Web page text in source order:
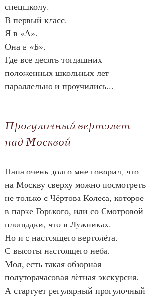
спецшколу.
В первый класс.
Я в «А».
Она в «Б».
Где все десять тогдашних
положенных школьных лет
параллельно и проучились...
Прогулочный вертолет
над Москвой
Папа очень долго мне говорил, что
на Москву сверху можно посмотреть
не только с Чёртова Колеса, которое
в парке Горького, или со Смотровой
площадки, что в Лужниках.
Но и с настоящего вертолёта.
С высоты настоящего неба.
Мол, есть такая обзорная
полуторачасовая лётная экскурсия.
А стартует регулярный прогулочный